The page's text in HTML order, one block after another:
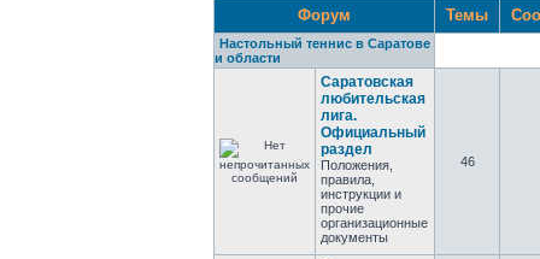
Форум Темы
Настольный теннис в Саратове
и области
Саратовская
любительская
лига.
Официальный
раздел
Положения,
правила,
инструкции и
прочие
организационные
документы
46